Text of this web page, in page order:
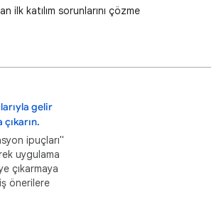
ilk katılım sorunlarını çözme
gelir
ipuçları"
uygulama
çıkarmaya
önerilere